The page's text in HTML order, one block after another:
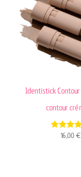
Identistick Contour
contour
4.79
16,00 €